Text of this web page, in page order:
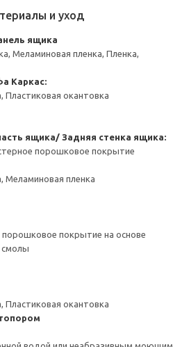
и уход
ящика
Меламиновая пленка, Пленка,
Каркас:
Пластиковая окантовка
ящика/ Задняя стенка ящика:
порошковое покрытие
Меламиновая пленка
покрытие на основе
смолы
Пластиковая окантовка